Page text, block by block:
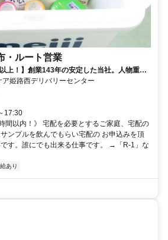
・ルート営業
上！】創業143年の安定した当社。人物重
姫路西デリバリーセンター
17:30
間以内！》 宅配を必要とするご家庭、宅配の
ンプルを飲んでもらい宅配の お申込みを頂
す。誰にでも出来る仕事です。 →「R-1」な
あり